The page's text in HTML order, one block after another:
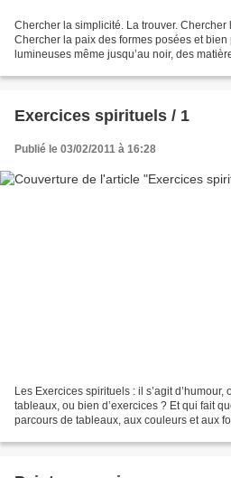
Chercher la simplicité. La trouver.
Chercher la paix des formes posées et
lumineuses même jusqu’au noir, des
Exercices spirituels / 1
Publié le 03/02/2011 à 16:28
Les Exercices spirituels : il s’agit
tableaux, ou bien d’exercices ? Et qui fait
parcours de tableaux, aux couleurs et aux